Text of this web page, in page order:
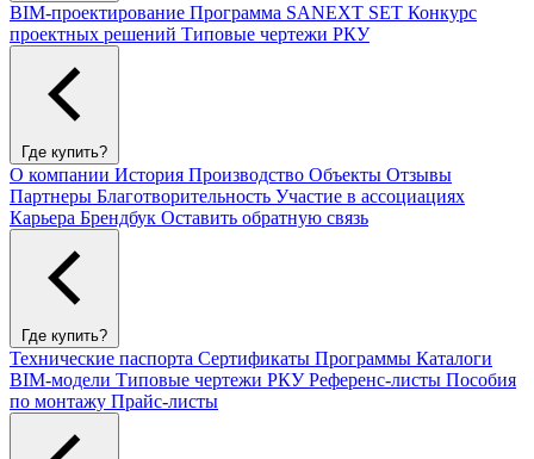
BIM-проектирование Программа SANEXT SET Конкурс
проектных решений Типовые чертежи РКУ
Где купить?
О компании История Производство Объекты Отзывы
Партнеры Благотворительность Участие в ассоциациях
Карьера Брендбук Оставить обратную связь
Где купить?
Технические паспорта Сертификаты Программы Каталоги
BIM-модели Типовые чертежи РКУРеференс-листы Пособия
по монтажу Прайс-листы